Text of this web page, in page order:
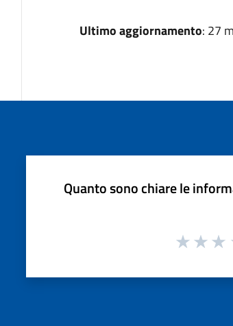
Ultimo aggiornamento: 27
Quanto sono chiare le